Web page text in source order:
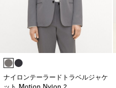
ナイロンテーラードトラベルジャケ